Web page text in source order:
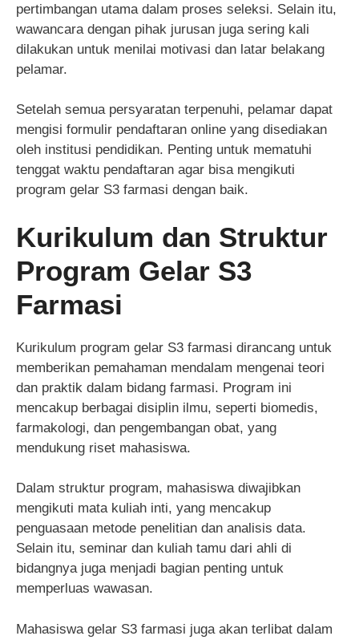
pertimbangan utama dalam proses seleksi. Selain itu,
wawancara dengan pihak jurusan juga sering kali
dilakukan untuk menilai motivasi dan latar belakang
pelamar.
Setelah semua persyaratan terpenuhi, pelamar dapat
mengisi formulir pendaftaran online yang disediakan
oleh institusi pendidikan. Penting untuk mematuhi
tenggat waktu pendaftaran agar bisa mengikuti
program gelar S3 farmasi dengan baik.
Kurikulum dan Struktur
Program Gelar S3
Farmasi
Kurikulum program gelar S3 farmasi dirancang untuk
memberikan pemahaman mendalam mengenai teori
dan praktik dalam bidang farmasi. Program ini
mencakup berbagai disiplin ilmu, seperti biomedis,
farmakologi, dan pengembangan obat, yang
mendukung riset mahasiswa.
Dalam struktur program, mahasiswa diwajibkan
mengikuti mata kuliah inti, yang mencakup
penguasaan metode penelitian dan analisis data.
Selain itu, seminar dan kuliah tamu dari ahli di
bidangnya juga menjadi bagian penting untuk
memperluas wawasan.
Mahasiswa gelar S3 farmasi juga akan terlibat dalam